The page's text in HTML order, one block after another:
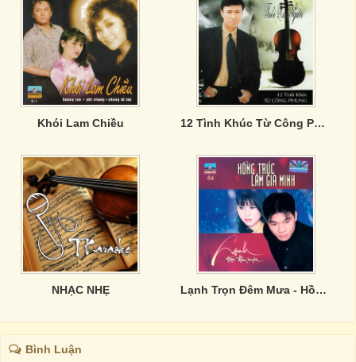
Khói Lam Chiều 12 Tình Khúc Từ Công Phụng - Tuổi Xa Người
NHẠC NHẸ Lạnh Trọn Đêm Mưa - Hồng Trúc, Lâm Gia Minh
Bình Luận